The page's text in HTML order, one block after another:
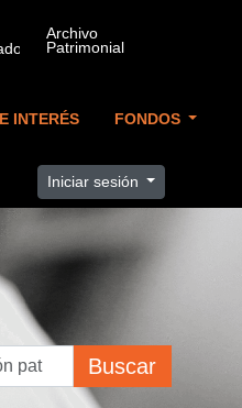
INTERÉS FONDOS
Iniciar sesión
Buscar